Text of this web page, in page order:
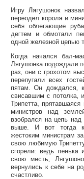
Игру Лягушонок
переодел короля и
себя облегающие
дегтем и обмотали
одной железной цепью
Когда начался бал-
Лягушонка подождали
раз, они с грохотом
перепугали всех
пятам. Он дождался,
свисавшим с потолка,
Трипетта,
министров над
взобрался на цепь
выше. И вот тогда
жестоким министрам
свою любимую
сгорели: ведь пенька
свою месть,
вернулись к себе на
счастливо.